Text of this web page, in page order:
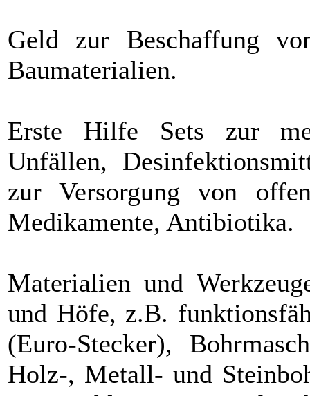
Geld zur Beschaffung
Baumaterialien.
Erste Hilfe Sets zur
Unfällen,
zur Versorgung von
Medikamente, Antibiotika.
Materialien und
und Höfe, z.B.
(Euro-Stecker),
Holz-, Metall- und